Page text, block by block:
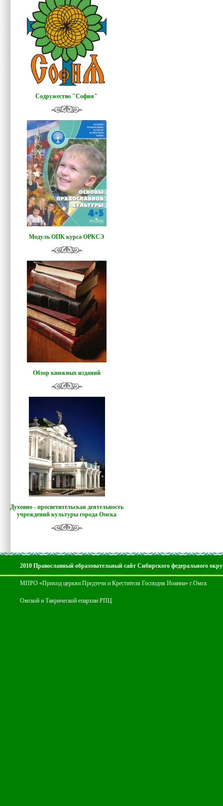
Содружество "София"
Модуль ОПК курса ОРКСЭ
Обзор книжных изданий
Духовно - просветительская деятельность
учреждений культуры города Омска
2010 Православный образовательный сайт Сибирского федерального
МПРО «Приход церкви Предтечи и Крестителя Господня Иоанна» г.Омск
Омской и Таврической епархии РПЦ